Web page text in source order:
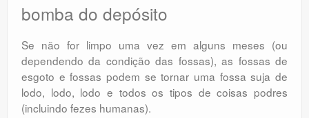
bomba do depósito
Se não for limpo uma vez em alguns meses (ou
dependendo da condição das fossas), as fossas de
esgoto e fossas podem se tornar uma fossa suja de
lodo, lodo, lodo e todos os tipos de coisas podres
(incluindo fezes humanas).